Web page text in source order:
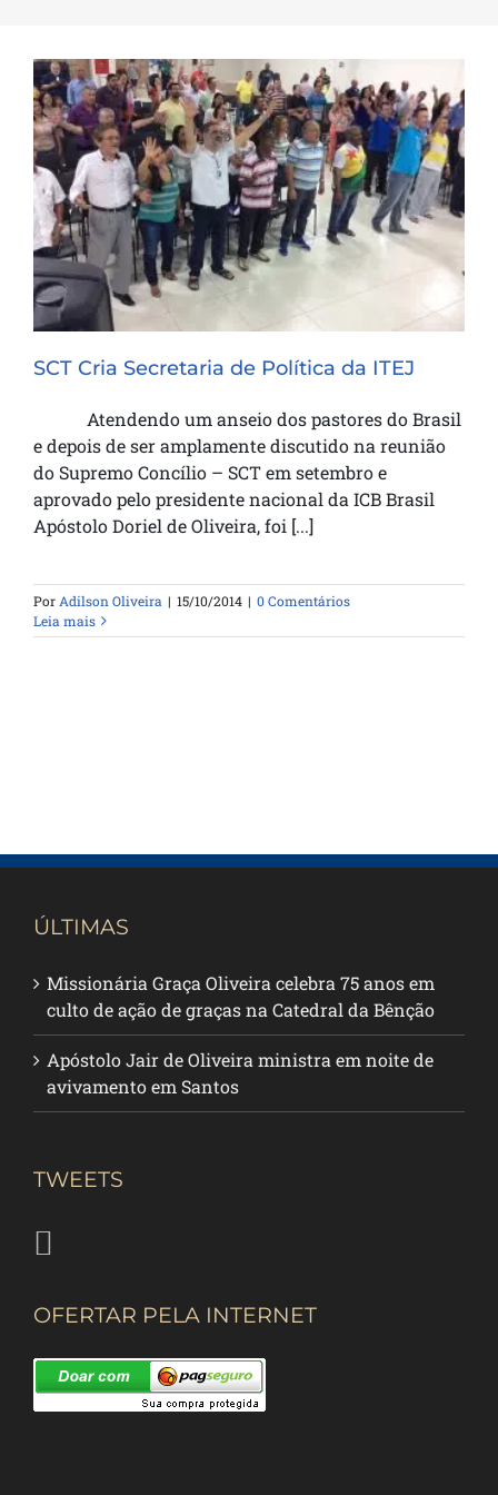
SCT Cria Secretaria de Política da ITEJ
SCT Cria Secretaria de Política da ITEJ
Atendendo um anseio dos pastores do Brasil
e depois de ser amplamente discutido na reunião
do Supremo Concílio – SCT em setembro e
aprovado pelo presidente nacional da ICB Brasil
Apóstolo Doriel de Oliveira, foi [...]
PorAdilson Oliveira | 15/10/2014 | 0 Comentários
Leia mais
ÚLTIMAS
Missionária Graça Oliveira celebra 75 anos em
culto de ação de graças na Catedral da Bênção
Apóstolo Jair de Oliveira ministra em noite de
avivamento em Santos
TWEETS
OFERTAR PELA INTERNET